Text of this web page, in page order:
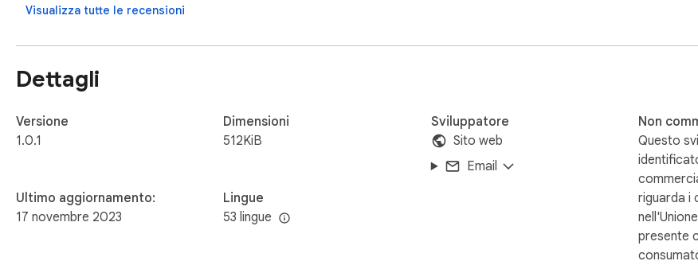
Visualizza tutte le recensioni
Dettagli
Versione
1.0.1
Ultimo aggiornamento:
17 novembre 2023
Dimensioni
512KiB
Lingue
53 lingue
Sviluppatore
Sito web
Email
Non
Questo
riguarda i
presente